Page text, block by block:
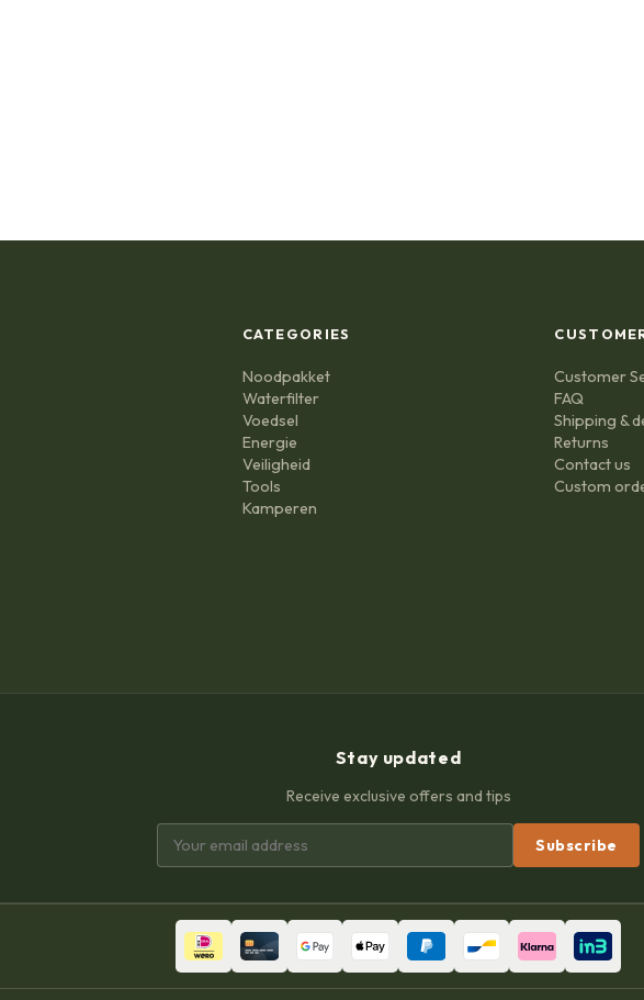
CATEGORIES
Noodpakket
Waterfilter
Voedsel
Energie
Veiligheid
Tools
Kamperen
Customer
FAQ
Shipping &
Returns
Contact us
Custom
Stay updated
Receive exclusive offers and tips
Subscribe